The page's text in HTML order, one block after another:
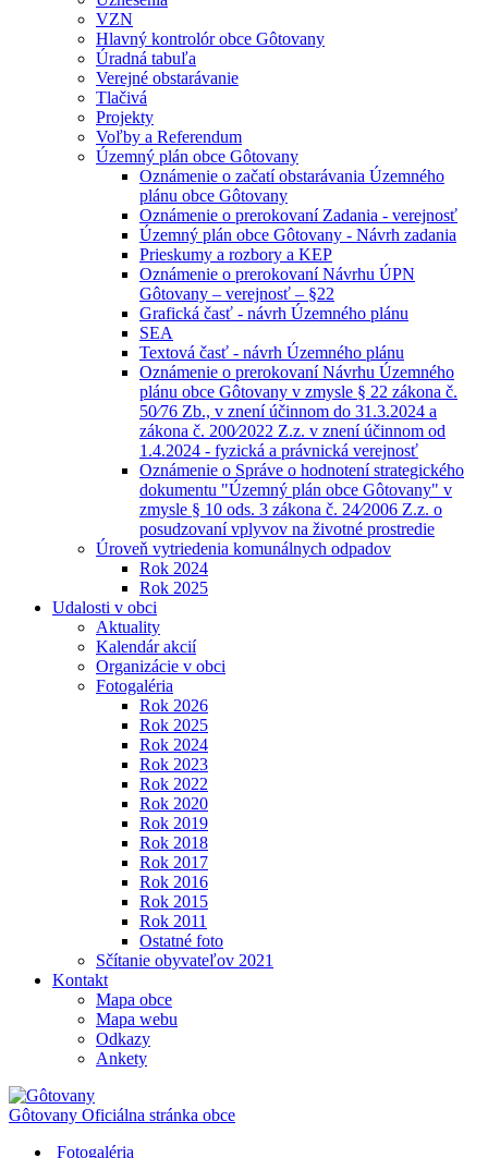
VZN
Hlavný kontrolór obce Gôtovany
Úradná tabuľa
Verejné obstarávanie
Tlačivá
Projekty
Voľby a Referendum
Územný plán obce Gôtovany
Oznámenie o začatí obstarávania Územného
plánu obce Gôtovany
Oznámenie o prerokovaní Zadania - verejnosť
Územný plán obce Gôtovany - Návrh zadania
Prieskumy a rozbory a KEP
Oznámenie o prerokovaní Návrhu ÚPN
Gôtovany – verejnosť – §22
Grafická časť - návrh Územného plánu
SEA
Textová časť - návrh Územného plánu
Oznámenie o prerokovaní Návrhu Územného
plánu obce Gôtovany v zmysle § 22 zákona č.
50⁄76 Zb., v znení účinnom do 31.3.2024 a
zákona č. 200⁄2022 Z.z. v znení účinnom od
1.4.2024 - fyzická a právnická verejnosť
Oznámenie o Správe o hodnotení strategického
dokumentu "Územný plán obce Gôtovany" v
zmysle § 10 ods. 3 zákona č. 24⁄2006 Z.z. o
posudzovaní vplyvov na životné prostredie
Úroveň vytriedenia komunálnych odpadov
Rok 2024
Rok 2025
Udalosti v obci
Aktuality
Kalendár akcií
Organizácie v obci
Fotogaléria
Rok 2026
Rok 2025
Rok 2024
Rok 2023
Rok 2022
Rok 2020
Rok 2019
Rok 2018
Rok 2017
Rok 2016
Rok 2015
Rok 2011
Ostatné foto
Sčítanie obyvateľov 2021
Kontakt
Mapa obce
Mapa webu
Odkazy
Ankety
Gôtovany Oficiálna stránka obce
Fotogaléria